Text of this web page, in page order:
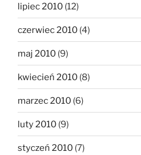
lipiec 2010 (12)
czerwiec 2010 (4)
maj 2010 (9)
kwiecień 2010 (8)
marzec 2010 (6)
luty 2010 (9)
styczeń 2010 (7)